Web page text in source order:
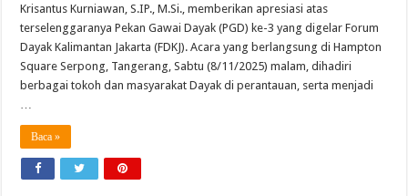
Krisantus Kurniawan, S.IP., M.Si., memberikan apresiasi atas
terselenggaranya Pekan Gawai Dayak (PGD) ke-3 yang digelar Forum
Dayak Kalimantan Jakarta (FDKJ). Acara yang berlangsung di Hampton
Square Serpong, Tangerang, Sabtu (8/11/2025) malam, dihadiri
berbagai tokoh dan masyarakat Dayak di perantauan, serta menjadi
Baca »